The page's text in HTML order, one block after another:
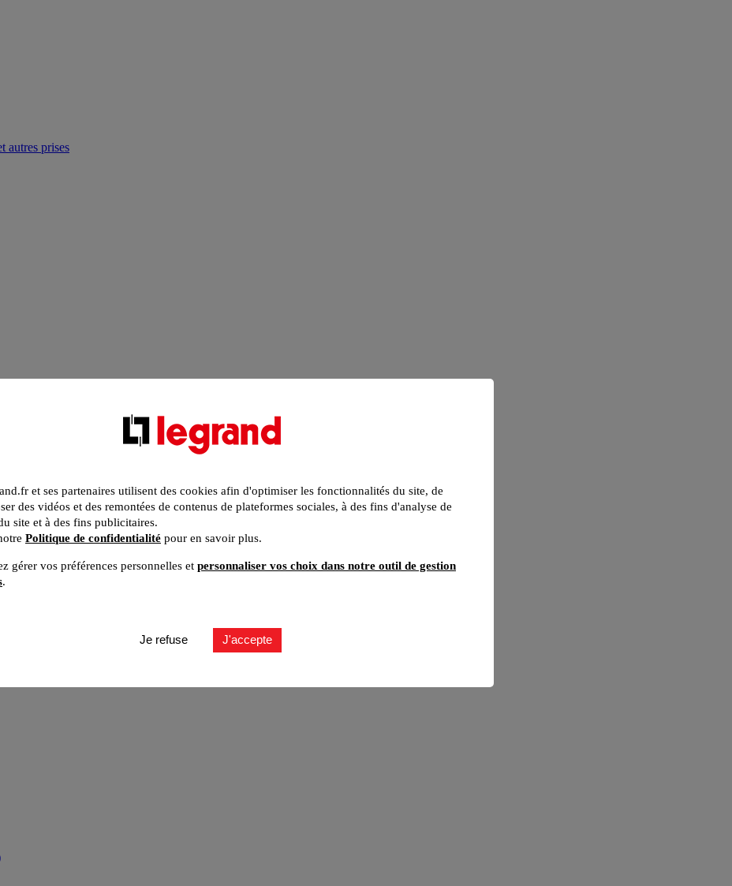
autres prises
et ses partenaires utilisent des cookies afin d'optimiser les fonctionnalités du site, de
des vidéos et des remontées de contenus de plateformes sociales, à des fins d'analyse de
site et à des fins publicitaires.
Politique de confidentialité pour en savoir plus.
gérer vos préférences personnelles et personnaliser vos choix dans notre outil de gestion
.
Je refuse J'accepte